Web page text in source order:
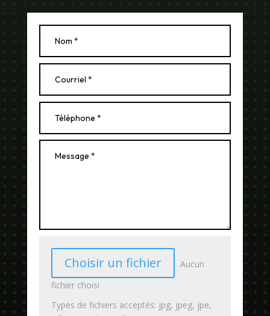
Choisir un fichier
Aucun
fichier choisi
Types de fichiers acceptés: jpg, jpeg, jpe,